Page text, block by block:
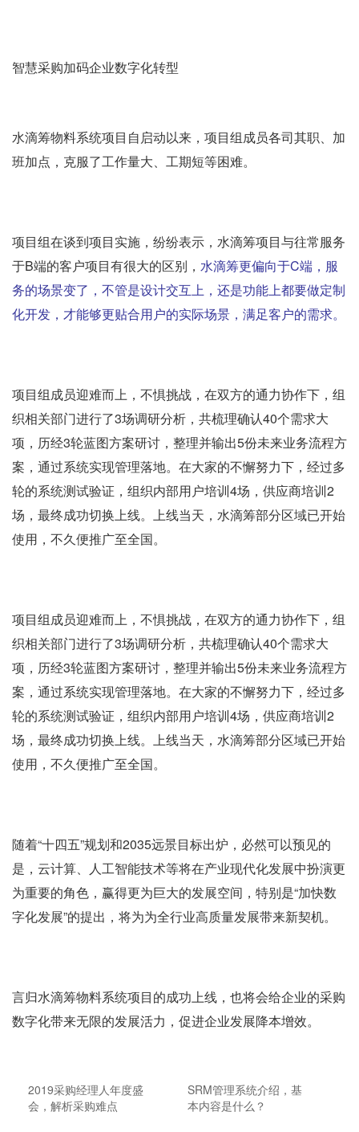
智慧采购加码企业数字化转型
水滴筹物料系统项目自启动以来，项目组成员各司其职、加
班加点，克服了工作量大、工期短等困难。
项目组在谈到项目实施，纷纷表示，水滴筹项目与往常服务
于B端的客户项目有很大的区别， 水滴筹更偏向于C端，服
务的场景变了，不管是设计交互上，还是功能上都要做定制
化开发，才能够更贴合用户的实际场景，满足客户的需求。
项目组成员迎难而上，不惧挑战，在双方的通力协作下，组
织相关部门进行了3场调研分析，共梳理确认40个需求大
项，历经3轮蓝图方案研讨，整理并输出5份未来业务流程方
案，通过系统实现管理落地。在大家的不懈努力下，经过多
轮的系统测试验证，组织内部用户培训4场，供应商培训2
场，最终成功切换上线。上线当天，水滴筹部分区域已开始
使用，不久便推广至全国。
项目组成员迎难而上，不惧挑战，在双方的通力协作下，组
织相关部门进行了3场调研分析，共梳理确认40个需求大
项，历经3轮蓝图方案研讨，整理并输出5份未来业务流程方
案，通过系统实现管理落地。在大家的不懈努力下，经过多
轮的系统测试验证，组织内部用户培训4场，供应商培训2
场，最终成功切换上线。上线当天，水滴筹部分区域已开始
使用，不久便推广至全国。
随着“十四五”规划和2035远景目标出炉，必然可以预见的
是，云计算、人工智能技术等将在产业现代化发展中扮演更
为重要的角色，赢得更为巨大的发展空间，特别是“加快数
字化发展”的提出，将为为全行业高质量发展带来新契机。
言归水滴筹物料系统项目的成功上线，也将会给企业的采购
数字化带来无限的发展活力，促进企业发展降本增效。
2019采购经理人年度盛
会，解析采购难点
SRM管理系统介绍，基
本内容是什么？